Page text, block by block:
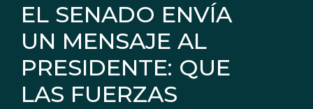
EL SENADO ENVÍA
UN MENSAJE AL
PRESIDENTE: QUE
LAS FUERZAS